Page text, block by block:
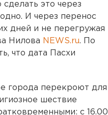
это через
И через перенос
дней и не перегружая
Нилова
NEWS.ru. По
что дата Пасхи
города перекроют для
шествие
с 16.00